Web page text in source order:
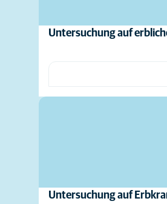
Untersuchung auf
Untersuchung auf